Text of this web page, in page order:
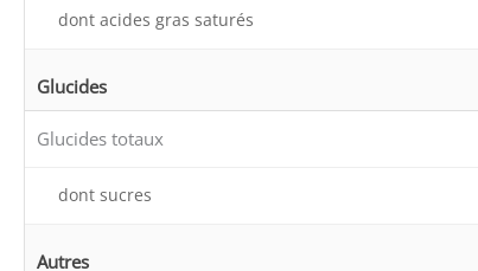
dont acides gras saturés
Glucides
Glucides totaux
dont sucres
Autres